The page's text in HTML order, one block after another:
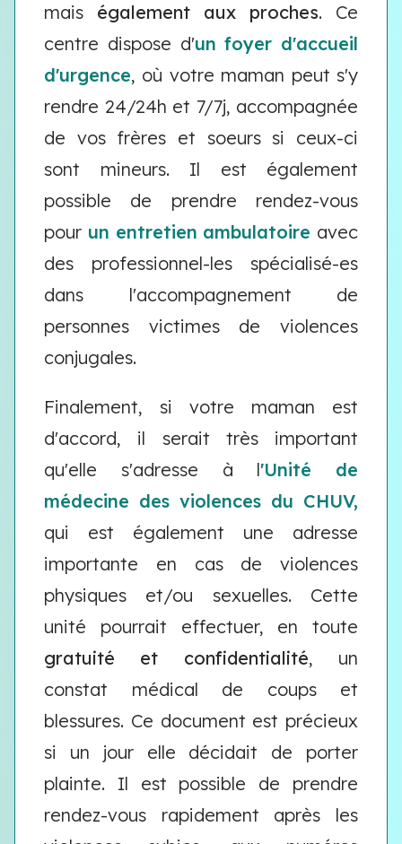
mais également aux proches. Ce
centre dispose d'un foyer d'accueil
d'urgence, où votre maman peut s'y
rendre 24/24h et 7/7j, accompagnée
de vos frères et soeurs si ceux-ci
sont mineurs. Il est également
possible de prendre rendez-vous
pour un entretien ambulatoire avec
des professionnel-les spécialisé-es
dans l'accompagnement de
personnes victimes de violences
conjugales.
Finalement, si votre maman est
d'accord, il serait très important
qu'elle s'adresse à l'Unité de
médecine des violences du CHUV,
qui est également une adresse
importante en cas de violences
physiques et/ou sexuelles. Cette
unité pourrait effectuer, en toute
gratuité et confidentialité, un
constat médical de coups et
blessures. Ce document est précieux
si un jour elle décidait de porter
plainte. Il est possible de prendre
rendez-vous rapidement après les